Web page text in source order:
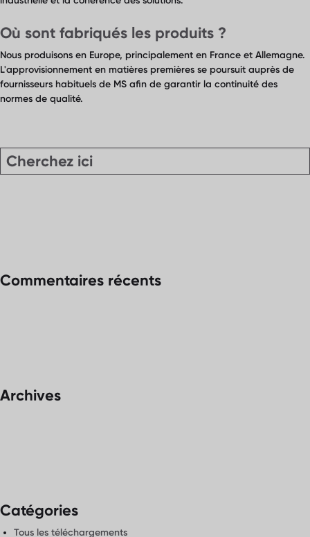
Où sont fabriqués les produits ?
Nous produisons en Europe, principalement en France et Allemagne.
L'approvisionnement en matières premières se poursuit auprès de
fournisseurs habituels de MS afin de garantir la continuité des
normes de qualité.
Commentaires récents
Archives
Catégories
Tous les téléchargements